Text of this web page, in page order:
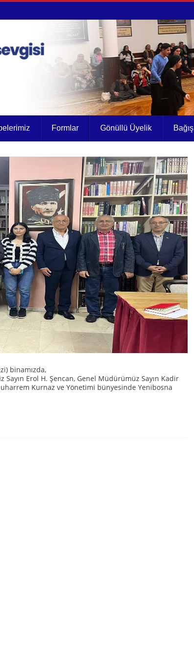
Formlar Gönüllü Üyelik Bağış
binamızda,
Sayın Erol H. Şencan, Genel Müdürümüz Sayın Kadir
Kurnaz ve Yönetimi bünyesinde Yenibosna